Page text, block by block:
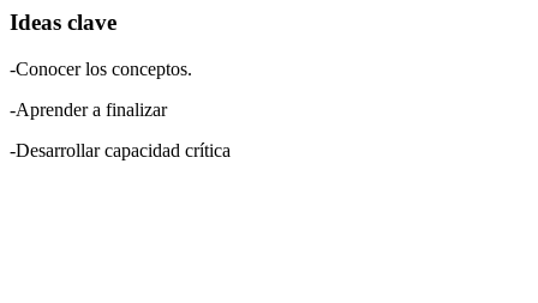
Ideas clave
-Conocer los conceptos.
-Aprender a finalizar
-Desarrollar capacidad crítica